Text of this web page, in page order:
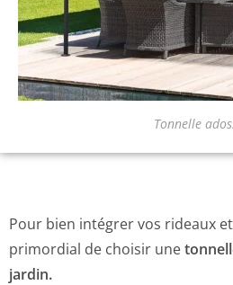
Tonnelle
Pour bien intégrer vos rideaux
primordial de choisir une
jardin.